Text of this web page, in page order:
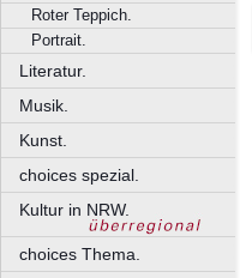
Roter Teppich.
Portrait.
Literatur.
Musik.
Kunst.
choices spezial.
Kultur in NRW.
choices Thema.